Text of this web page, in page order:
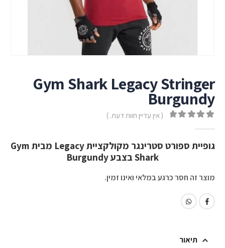
Gym Shark Legacy Stringer
Burgundy
( אין עדיין חוות דעת. )
גופיית ספורט סטרינגר מקולקציית Legacy מבית Gym
Shark בצבע Burgundy
מוצר זה חסר כרגע במלאי ואינו זמין.
תיאור